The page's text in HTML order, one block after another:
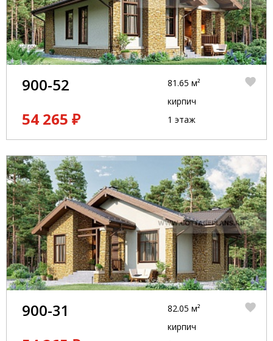
900-52
54 265 ₽
81.65 м²
кирпич
1 этаж
900-31
82.05 м²
кирпич